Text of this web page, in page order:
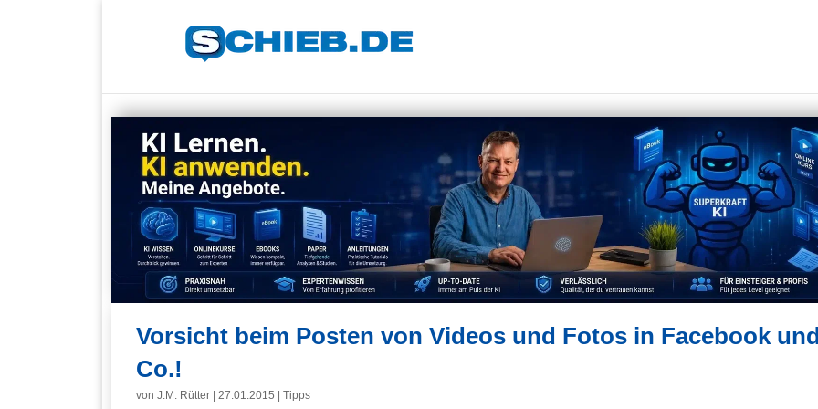
Vorsicht beim Posten von Videos und Fotos in Facebook
Co.!
von J.M. Rütter 27.01.2015 Tipps